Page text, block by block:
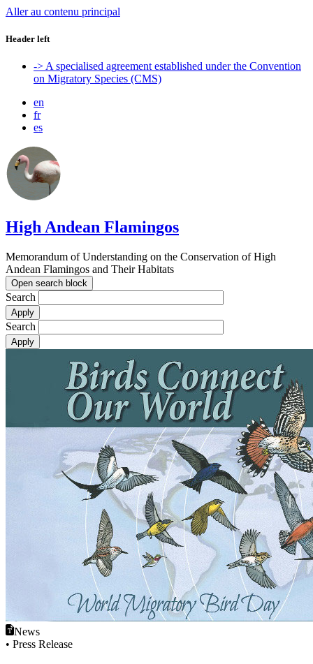
Aller au contenu principal
Header left
-> A specialised agreement established under the Convention
on Migratory Species (CMS)
en
fr
es
High Andean Flamingos
Memorandum of Understanding on the Conservation of High
Andean Flamingos and Their Habitats
Open search block
Search
Search
News
• Press Release